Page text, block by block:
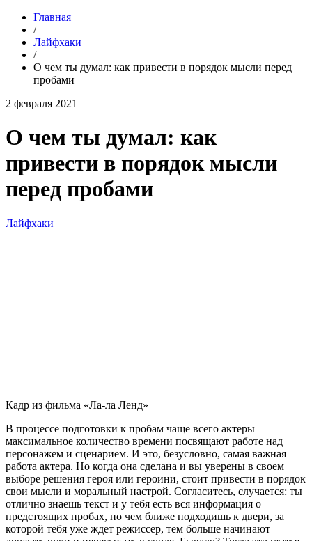
Главная
/
Лайфхаки
/
О чем ты думал: как привести в порядок мысли перед
пробами
2 февраля 2021
О чем ты думал: как
привести в порядок мысли
перед пробами
Лайфхаки
Кадр из фильма «Ла-ла Ленд»
В процессе подготовки к пробам чаще всего актеры
максимальное количество времени посвящают работе над
персонажем и сценарием. И это, безусловно, самая важная
работа актера. Но когда она сделана и вы уверены в своем
выборе решения героя или героини, стоит привести в порядок
свои мысли и моральный настрой. Согласитесь, случается: ты
отлично знаешь текст и у тебя есть вся информация о
предстоящих пробах, но чем ближе подходишь к двери, за
которой тебя уже ждет режиссер, тем больше начинают